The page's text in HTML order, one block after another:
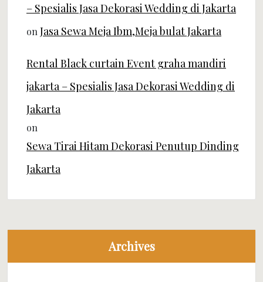
– Spesialis Jasa Dekorasi Wedding di Jakarta
on Jasa Sewa Meja Ibm,Meja bulat Jakarta
Rental Black curtain Event graha mandiri
jakarta – Spesialis Jasa Dekorasi Wedding di
Jakarta
on
Sewa Tirai Hitam Dekorasi Penutup Dinding
Jakarta
Archives